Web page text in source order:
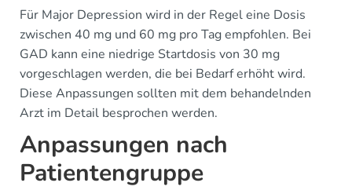
Für Major Depression wird in der Regel eine Dosis
zwischen 40 mg und 60 mg pro Tag empfohlen. Bei
GAD kann eine niedrige Startdosis von 30 mg
vorgeschlagen werden, die bei Bedarf erhöht wird.
Diese Anpassungen sollten mit dem behandelnden
Arzt im Detail besprochen werden.
Anpassungen nach
Patientengruppe